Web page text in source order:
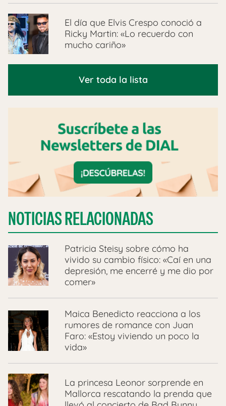
El día que Elvis Crespo conoció a
Ricky Martin: «Lo recuerdo con
mucho cariño»
Ver toda la lista
NOTICIAS RELACIONADAS
Patricia Steisy sobre cómo ha
vivido su cambio físico: «Caí en una
depresión, me encerré y me dio por
comer»
Maica Benedicto reacciona a los
rumores de romance con Juan
Faro: «Estoy viviendo un poco la
vida»
La princesa Leonor sorprende en
Mallorca rescatando la prenda que